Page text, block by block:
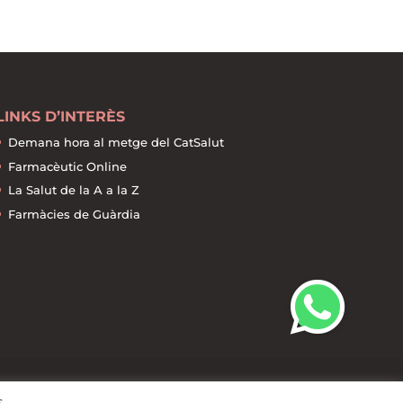
D’INTERÈS
Demana hora al metge del CatSalut
Farmacèutic Online
La Salut de la A a la Z
Farmàcies de Guàrdia